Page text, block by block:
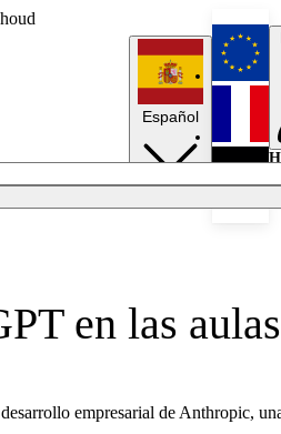
Español
en las aulas
empresarial de Anthropic,